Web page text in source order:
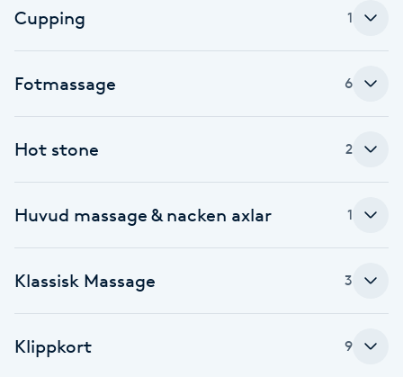
Brynfärgning
Brynplockning
C
Coachning
Cryoterapi
Cupping 1
Fotmassage 6
Hot stone 2
Huvud massage & nacken axlar 1
Klassisk Massage 3
Klippkort 9